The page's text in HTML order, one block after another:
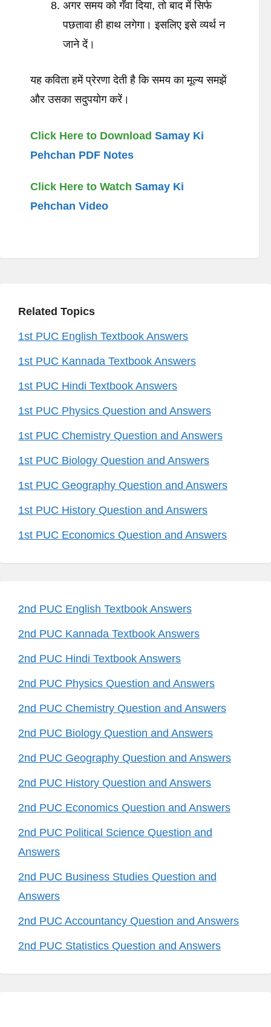
अगर समय को गँवा दिया, तो बाद में सिर्फ
पछतावा ही हाथ लगेगा। इसलिए इसे व्यर्थ न
जाने दें।
यह कविता हमें प्रेरणा देती है कि समय का मूल्य समझें
और उसका सदुपयोग करें।
Click Here to Download Samay Ki
Pehchan PDF Notes
Click Here to Watch Samay Ki
Pehchan Video
Related Topics
1st PUC English Textbook Answers
1st PUC Kannada Textbook Answers
1st PUC Hindi Textbook Answers
1st PUC Physics Question and Answers
1st PUC Chemistry Question and Answers
1st PUC Biology Question and Answers
1st PUC Geography Question and Answers
1st PUC History Question and Answers
1st PUC Economics Question and Answers
2nd PUC English Textbook Answers
2nd PUC Kannada Textbook Answers
2nd PUC Hindi Textbook Answers
2nd PUC Physics Question and Answers
2nd PUC Chemistry Question and Answers
2nd PUC Biology Question and Answers
2nd PUC Geography Question and Answers
2nd PUC History Question and Answers
2nd PUC Economics Question and Answers
2nd PUC Political Science Question and
Answers
2nd PUC Business Studies Question and
Answers
2nd PUC Accountancy Question and Answers
2nd PUC Statistics Question and Answers